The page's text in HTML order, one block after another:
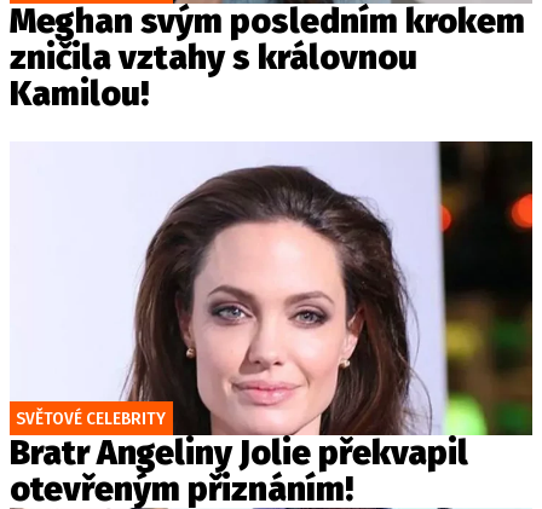
Meghan svým posledním krokem
zničila vztahy s královnou
Kamilou!
SVĚTOVÉ CELEBRITY
Bratr Angeliny Jolie překvapil
otevřeným přiznáním!